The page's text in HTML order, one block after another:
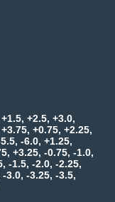
+2.5, +3.0,
+0.75, +2.25,
-6.0, +1.25,
+3.25, -0.75, -1.0,
-1.5, -2.0, -2.25,
3.0, -3.25, -3.5,